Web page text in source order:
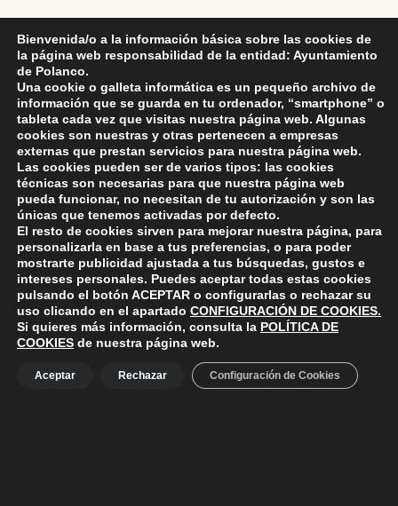
Skip back to main navigation
DEJA UNA RESPUESTA
Lo siento, debes estarconectadopara publicar un
comentario.
ayuntamiento de polanco
AYUNTAMIENTO DE POLANCO
Ayuntamiento de Polanco. La iglesia R-29 39313 Polanco
Cantabria.
+34 942 82 42 00
+34 942 82 49 75
info@aytopolanco.org
Compromiso con la Protección de Datos Personales-Política de
Cookies-Política de Privacidad-Declaracion de Accesibilidad
Facebook
Twitter
Bienvenida/o a la información básica sobre las cookies de
la página web responsabilidad de la entidad: Ayuntamiento
de Polanco.
Una cookie o galleta informática es un pequeño archivo de
información que se guarda en tu ordenador, “smartphone” o
tableta cada vez que visitas nuestra página web. Algunas
cookies son nuestras y otras pertenecen a empresas
externas que prestan servicios para nuestra página web.
Las cookies pueden ser de varios tipos: las cookies
técnicas son necesarias para que nuestra página web
pueda funcionar, no necesitan de tu autorización y son las
únicas que tenemos activadas por defecto.
El resto de cookies sirven para mejorar nuestra página, para
personalizarla en base a tus preferencias, o para poder
mostrarte publicidad ajustada a tus búsquedas, gustos e
intereses personales. Puedes aceptar todas estas cookies
pulsando el botón ACEPTAR o configurarlas o rechazar su
uso clicando en el apartado CONFIGURACIÓN DE COOKIES.
Si quieres más información, consulta la POLÍTICA DE
COOKIES de nuestra página web.
Aceptar Rechazar Configuración de Cookies